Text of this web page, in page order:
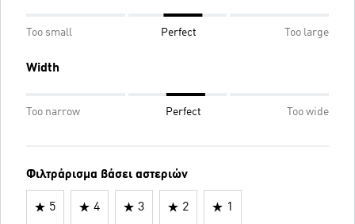
Too small Perfect Too large
Width
Too narrow Perfect Too wide
Φιλτράρισμα βάσει αστεριών
5 4 3 2 1